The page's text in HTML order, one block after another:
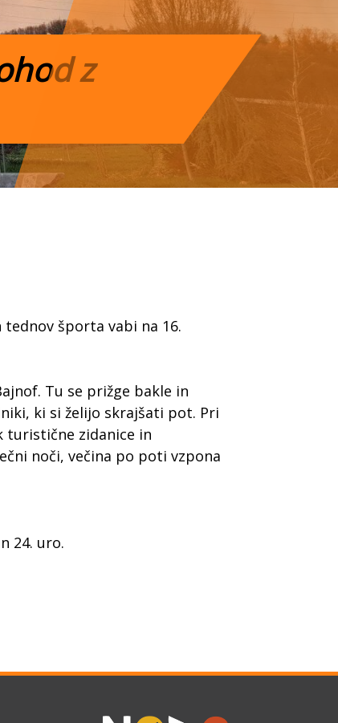
z
športa vabi na 16.
Tu se prižge bakle in
ki si želijo skrajšati pot. Pri
turistične zidanice in
noči, večina po poti vzpona
24. uro.